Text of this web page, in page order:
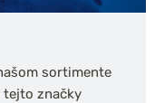
sortimente
tejto značky